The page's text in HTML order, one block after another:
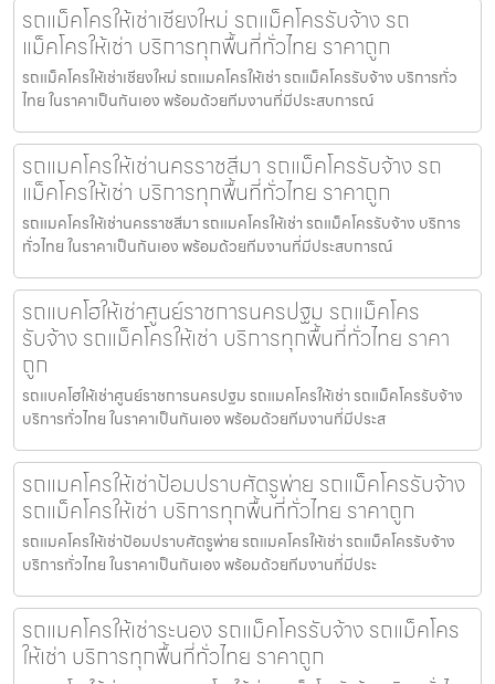
รถแม็คโครให้เช่าเชียงใหม่ รถแม็คโครรับจ้าง รถ
แม็คโครให้เช่า บริการทุกพื้นที่ทั่วไทย ราคาถูก
รถแม็คโครให้เช่าเชียงใหม่ รถแมคโครให้เช่า รถแม็คโครรับจ้าง บริการทั่ว
ไทย ในราคาเป็นกันเอง พร้อมด้วยทีมงานที่มีประสบการณ์
รถแมคโครให้เช่านครราชสีมา รถแม็คโครรับจ้าง รถ
แม็คโครให้เช่า บริการทุกพื้นที่ทั่วไทย ราคาถูก
รถแมคโครให้เช่านครราชสีมา รถแมคโครให้เช่า รถแม็คโครรับจ้าง บริการ
ทั่วไทย ในราคาเป็นกันเอง พร้อมด้วยทีมงานที่มีประสบการณ์
รถแบคโฮให้เช่าศูนย์ราชการนครปฐม รถแม็คโคร
รับจ้าง รถแม็คโครให้เช่า บริการทุกพื้นที่ทั่วไทย ราคา
ถูก
รถแบคโฮให้เช่าศูนย์ราชการนครปฐม รถแมคโครให้เช่า รถแม็คโครรับจ้าง
บริการทั่วไทย ในราคาเป็นกันเอง พร้อมด้วยทีมงานที่มีประส
รถแมคโครให้เช่าป้อมปราบศัตรูพ่าย รถแม็คโครรับจ้าง
รถแม็คโครให้เช่า บริการทุกพื้นที่ทั่วไทย ราคาถูก
รถแมคโครให้เช่าป้อมปราบศัตรูพ่าย รถแมคโครให้เช่า รถแม็คโครรับจ้าง
บริการทั่วไทย ในราคาเป็นกันเอง พร้อมด้วยทีมงานที่มีประ
รถแมคโครให้เช่าระนอง รถแม็คโครรับจ้าง รถแม็คโคร
ให้เช่า บริการทุกพื้นที่ทั่วไทย ราคาถูก